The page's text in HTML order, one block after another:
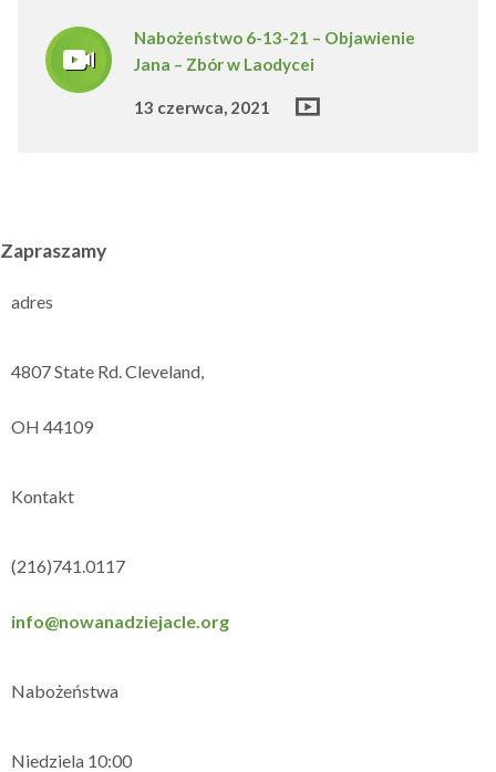
Nabożeństwo 6-13-21 – Objawienie
Jana – Zbór w Laodycei
13 czerwca, 2021
Zapraszamy
adres
4807 State Rd. Cleveland,
OH 44109
Kontakt
(216)741.0117
info@nowanadziejacle.org
Nabożeństwa
Niedziela 10:00